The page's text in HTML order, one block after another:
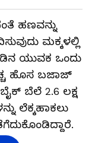
ಹಣವನ್ನು
ಮಕ್ಕಳಲ್ಲಿ
ಯುವಕ ಒಂದು
ಹೊಸ ಬಜಾಜ್
ಬೆಲೆ 2.6 ಲಕ್ಷ
ಲೆಕ್ಕಹಾಕಲು